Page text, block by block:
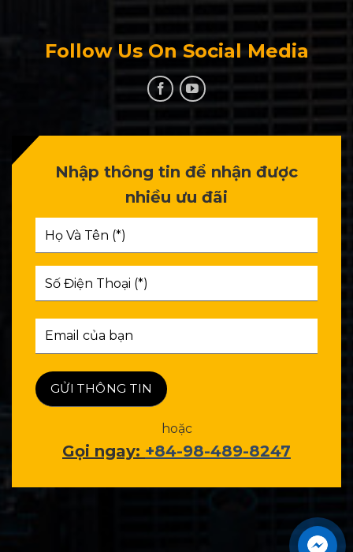
Follow Us On Social Media
Nhập thông tin để nhận được
nhiều ưu đãi
hoặc
Gọi ngay: +84-98-489-8247